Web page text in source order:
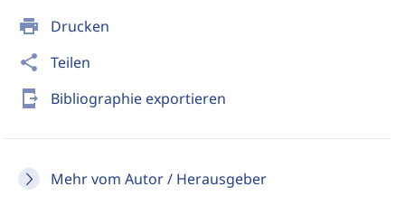
print Drucken
share Teilen
send_to_mobile Bibliographie exportieren
Mehr vom Autor / Herausgeber